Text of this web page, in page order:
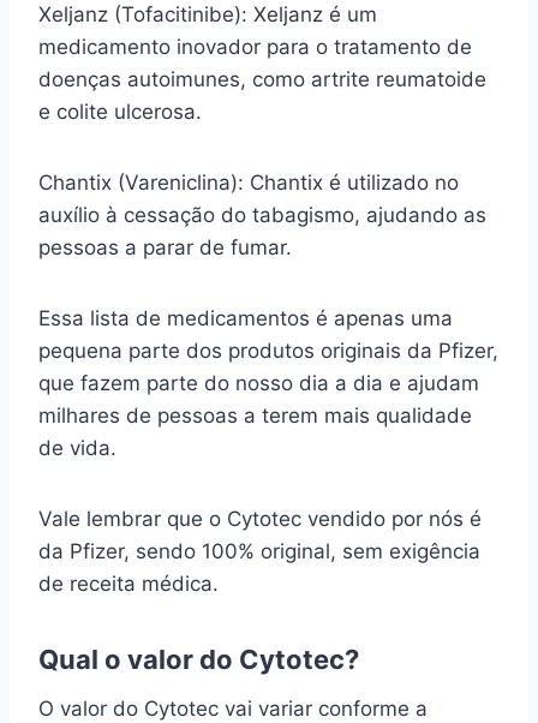
Xeljanz (Tofacitinibe): Xeljanz é um
medicamento inovador para o tratamento de
doenças autoimunes, como artrite reumatoide
e colite ulcerosa.
Chantix (Vareniclina): Chantix é utilizado no
auxílio à cessação do tabagismo, ajudando as
pessoas a parar de fumar.
Essa lista de medicamentos é apenas uma
pequena parte dos produtos originais da Pfizer,
que fazem parte do nosso dia a dia e ajudam
milhares de pessoas a terem mais qualidade
de vida.
Vale lembrar que o Cytotec vendido por nós é
da Pfizer, sendo 100% original, sem exigência
de receita médica.
Qual o valor do Cytotec?
O valor do Cytotec vai variar conforme a